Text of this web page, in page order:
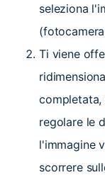
seleziona
Ti viene
regolare le
l'immagine
scorrere